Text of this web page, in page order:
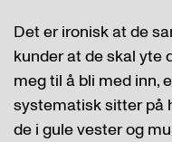
Det er ironisk at de
kunder at de skal yte
meg til å bli med inn,
systematisk sitter på
de i gule vester og